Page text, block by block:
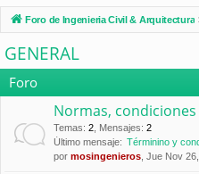
ac
es
rá
pi
d
os
Foro de Ingenieria Civil & Arquitectura
GENERAL
Foro
Normas,
Temas: 2 Mensajes: 2
Último mensaje: Términino y
por mosingenieros , Jue Nov